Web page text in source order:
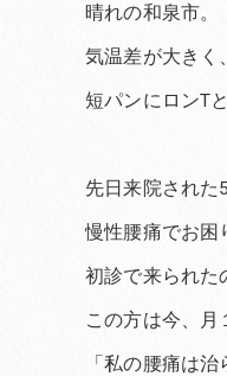
晴れの和泉市。
気温差が大きく
短パンにロンT
先日来院された
慢性腰痛でお困
初診で来られた
この方は今、月
「私の腰痛は